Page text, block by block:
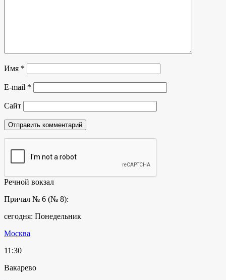
Имя *
E-mail *
Сайт
Речной вокзал
Причал № 6 (№ 8):
сегодня: Понедельник
Москва
11:30
Вакарево